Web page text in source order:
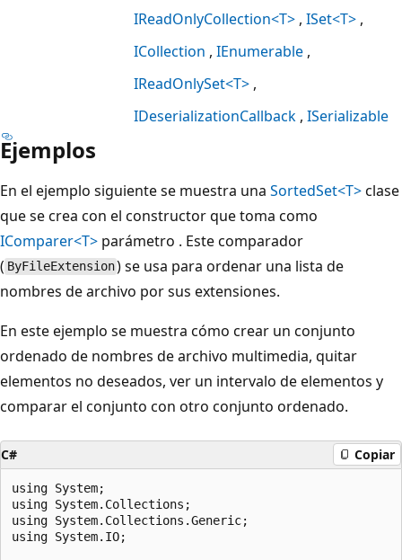
IReadOnlyCollection<T> ISet<T>
ICollection IEnumerable
IReadOnlySet<T>
IDeserializationCallback ISerializable
Ejemplos
En el ejemplo siguiente se muestra una SortedSet<T>clase
que se crea con el constructor que toma como
IComparer<T> parámetro . Este comparador
( ByFileExtension) se usa para ordenar una lista de
nombres de archivo por sus extensiones.
En este ejemplo se muestra cómo crear un conjunto
ordenado de nombres de archivo multimedia, quitar
elementos no deseados, ver un intervalo de elementos y
comparar el conjunto con otro conjunto ordenado.
C# Copiar
using System;
using System.Collections;
using System.Collections.Generic;
using System.IO;